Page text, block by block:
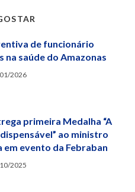
de funcionário
saúde do Amazonas
2026
primeira Medalha “A
ao ministro
evento da Febraban
2025